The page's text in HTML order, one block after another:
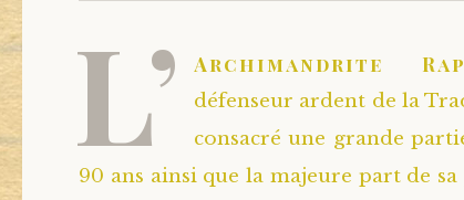
L’ Archimandrite
défenseur ardent de la
consacré une grande
90 ans ainsi que la majeure part de